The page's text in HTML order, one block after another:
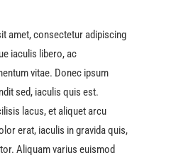
amet, consectetur adipiscing
iaculis libero, ac
vitae. Donec ipsum
sed, iaculis quis est.
lacus, et aliquet arcu
erat, iaculis in gravida quis,
Aliquam varius euismod